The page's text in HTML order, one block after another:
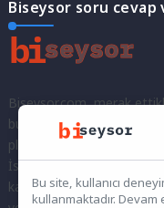
Biseysor soru
Biseysor.com, merak
bulunmak ve fikirlerinizi
platformdur.
İster kayıtlı bir kullanıcı
kalarak sorularınızı
Bu site, kullanıcı
kullanmaktadır.